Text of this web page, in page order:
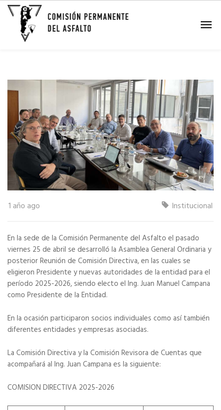
Nuevas autoridades de la
CPA para el período 2025-
1 año ago Institucional
En la sede de la Comisión Permanente del Asfalto el pasado
viernes 25 de abril se desarrolló la Asamblea General Ordinaria y
posterior Reunión de Comisión Directiva, en las cuales se
eligieron Presidente y nuevas autoridades de la entidad para el
período 2025-2026, siendo electo el Ing. Juan Manuel Campana
como Presidente de la Entidad.
En la ocasión participaron socios individuales como así también
diferentes entidades y empresas asociadas.
La Comisión Directiva y la Comisión Revisora de Cuentas que
acompañará al Ing. Juan Campana es la siguiente:
COMISION DIRECTIVA 2025-2026